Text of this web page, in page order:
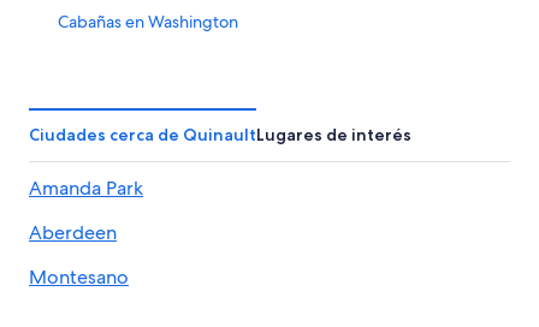
Cabañas en Washington
Casas vacacionales en Washington
Centros vacacionales en Washington
Apartamentos en Washington
Hoteles de ski en Washington
Hoteles en la playa en Washington
Ciudades cerca de QuinaultLugares de interés
Amanda Park
Aberdeen
Montesano